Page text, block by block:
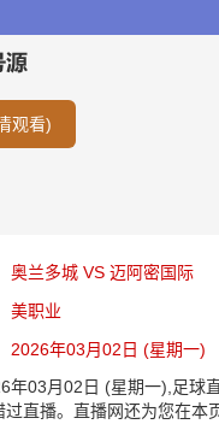
观看)
奥兰多城 VS 迈阿密国际
美职业
2026年03月02日 (星期一)
年03月02日 (星期一),足球
直播。直播网还为您在本